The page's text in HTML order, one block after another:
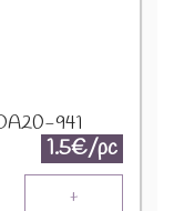
941
1.5€/pc
+